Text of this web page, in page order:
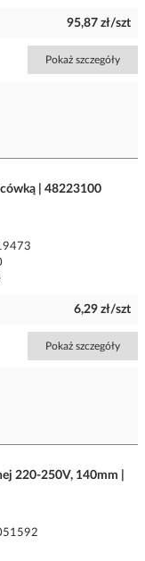
95,87 zł/szt
Pokaż szczegóły
| 48223100
6,29 zł/szt
Pokaż szczegóły
220-250V, 140mm |